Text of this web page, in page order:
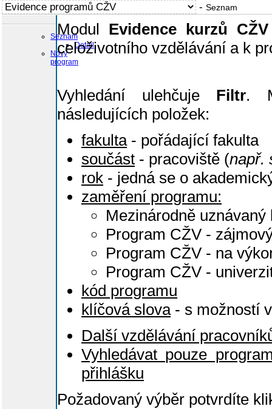
- Seznam
Seznam
Detail
Nový
program
Modul Evidence kurzů CŽV
celoživotního vzdělávání a k
Vyhledání ulehčuje Filtr.
následujících položek:
fakulta- pořádající fakulta
součást - pracoviště (např.
rok - jedná se o
zaměření programu:
Mezinárodně uznávaný
Program CŽV -
Program CŽV - na
Program CŽV -
kód programu
klíčová slova- s možností
Další vzdělávání
Vyhledávat pouze
přihlášku
Požadovaný výběr potvrdíte